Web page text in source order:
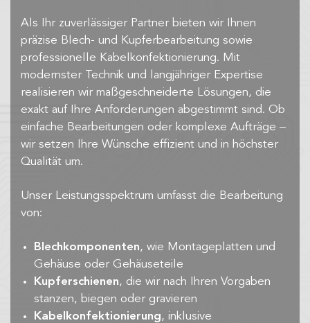
Als Ihr zuverlässiger Partner bieten wir Ihnen
präzise Blech- und Kupferbearbeitung sowie
professionelle Kabelkonfektionierung. Mit
modernster Technik und langjähriger Expertise
realisieren wir maßgeschneiderte Lösungen, die
exakt auf Ihre Anforderungen abgestimmt sind. Ob
einfache Bearbeitungen oder komplexe Aufträge –
wir setzen Ihre Wünsche effizient und in höchster
Qualität um.
Unser Leistungsspektrum umfasst die Bearbeitung
von:
Blechkomponenten, wie Montageplatten und
Gehäuse oder Gehäuseteile
Kupferschienen, die wir nach Ihren Vorgaben
stanzen, biegen oder gravieren
Kabelkonfektionierung, inklusive